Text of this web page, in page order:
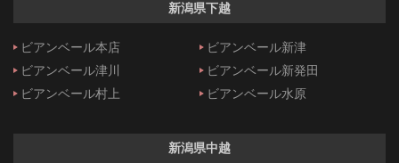
新潟県下越
ビアンベール本店
ビアンベール新津
ビアンベール津川
ビアンベール新発田
ビアンベール村上
ビアンベール水原
新潟県中越